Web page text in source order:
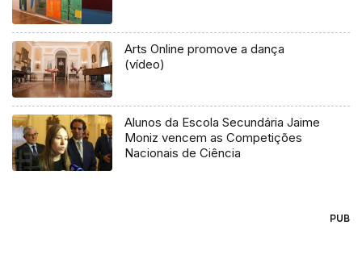
Arts Online promove a dança
(vídeo)
Alunos da Escola Secundária Jaime
Moniz vencem as Competições
Nacionais de Ciência
PUB